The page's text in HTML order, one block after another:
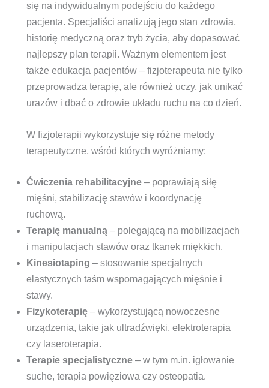
się na indywidualnym podejściu do każdego
pacjenta. Specjaliści analizują jego stan zdrowia,
historię medyczną oraz tryb życia, aby dopasować
najlepszy plan terapii. Ważnym elementem jest
także edukacja pacjentów – fizjoterapeuta nie tylko
przeprowadza terapię, ale również uczy, jak unikać
urazów i dbać o zdrowie układu ruchu na co dzień.
W fizjoterapii wykorzystuje się różne metody
terapeutyczne, wśród których wyróżniamy:
Ćwiczenia rehabilitacyjne – poprawiają siłę
mięśni, stabilizację stawów i koordynację
ruchową.
Terapię manualną – polegającą na mobilizacjach
i manipulacjach stawów oraz tkanek miękkich.
Kinesiotaping – stosowanie specjalnych
elastycznych taśm wspomagających mięśnie i
stawy.
Fizykoterapię – wykorzystującą nowoczesne
urządzenia, takie jak ultradźwięki, elektroterapia
czy laseroterapia.
Terapie specjalistyczne – w tym m.in. igłowanie
suche, terapia powięziowa czy osteopatia.